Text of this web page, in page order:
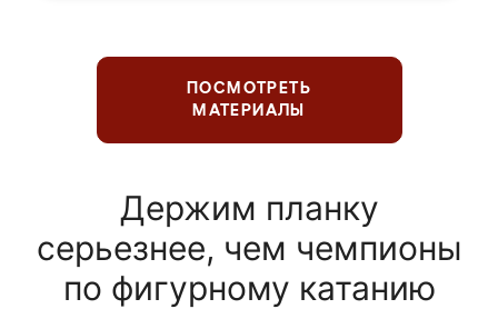
ПОСМОТРЕТЬ
МАТЕРИАЛЫ
Держим планку
серьезнее, чем чемпионы
по фигурному катанию